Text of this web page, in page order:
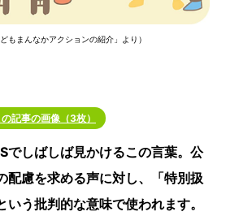
もまんなかアクションの紹介」より）
の記事の画像（3枚）
でしばしば見かけるこの言葉。公
配慮を求める声に対し、「特別扱
う批判的な意味で使われます。